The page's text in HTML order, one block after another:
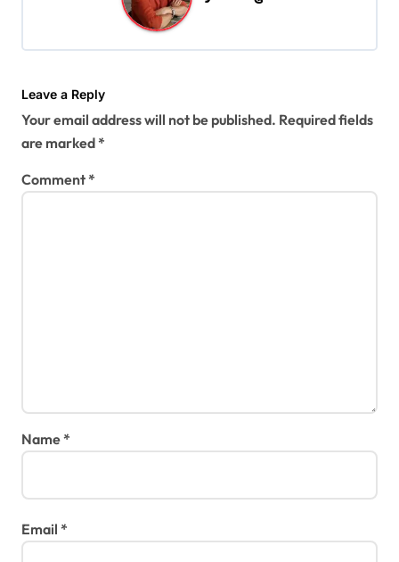
i
n
Leave a Reply
Your email address will not be published. Required fields
are marked*
Comment*
Name*
Email *